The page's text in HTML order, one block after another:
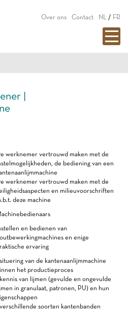
Over ons Contact NL / FR
|
werknemer vertrouwd maken met de
de bediening van een
werknemer vertrouwd maken met de
en milieuvoorschriften
deze machine
en bedienen van
en enige
ervaring
van de kantenaanlijmmachine
het productieproces
van lijmen (gevulde en ongevulde
in granulaat, patronen, PU) en hun
soorten kantenbanden